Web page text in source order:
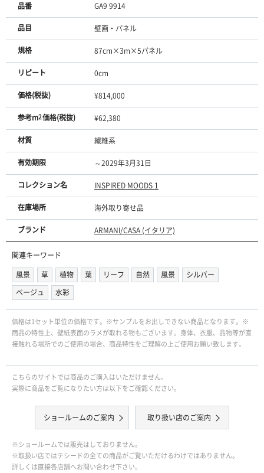
品番 GA9 9914
品目 壁画・パネル
規格 87cm×3m×5パネル
リピート 0cm
価格(税抜) ¥814,000
参考m2価格(税抜) ¥62,380
材質 繊維系
有効期限 ～2029年3月31日
コレクション名 INSPIRED MOODS 1
在庫場所 海外取り寄せ品
ブランド ARMANI/CASA (イタリア)
関連キーワード
風景
草 植物 葉 リーフ 自然 風景
シルバー
ベージュ
水彩
価格は1セット単位の価格です。※サンプルをお出しできない商品となります。※
商品の特性上、壁紙表面のラメが取れる物もございます。身体、衣服、品物等が直
接触れる場所でのご使用の場合、商品特性をご理解の上ご使用お願い致します。
こちらのサイトでは商品のご購入はいただけません。
実際に商品をご覧になりたい方は以下をご確認ください。
ショールームのご案内 取り扱い店のご案内
※ショールームでは販売はしておりません。
※取扱い店ではテシードの全ての商品がご覧いただけるわけではありません。
詳しくは直接各店舗へお問い合わせ下さい。